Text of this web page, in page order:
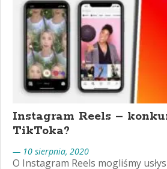
Instagram Reels –
TikToka?
— 10 sierpnia, 2020
O Instagram Reels mogliśmy